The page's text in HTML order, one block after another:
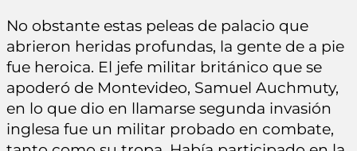
No obstante estas peleas de palacio que
abrieron heridas profundas, la gente de a pie
fue heroica. El jefe militar británico que se
apoderó de Montevideo, Samuel Auchmuty,
en lo que dio en llamarse segunda invasión
inglesa fue un militar probado en combate,